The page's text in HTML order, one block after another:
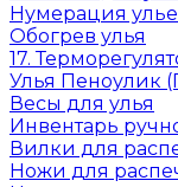
Нумерация
Обогрев улья
17.
Улья Пеноулик
Весы для улья
Инвентарь
Вилки для
Ножи для